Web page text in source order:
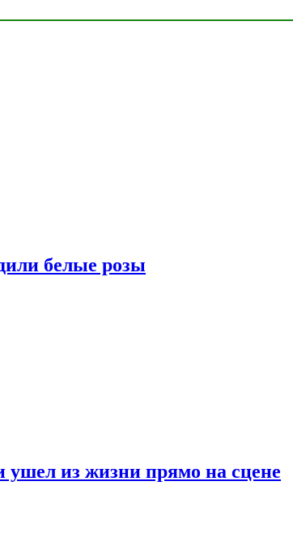
белые розы
ушел из жизни прямо на сцене